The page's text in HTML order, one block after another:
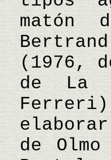
matón
(1976,
de La
de